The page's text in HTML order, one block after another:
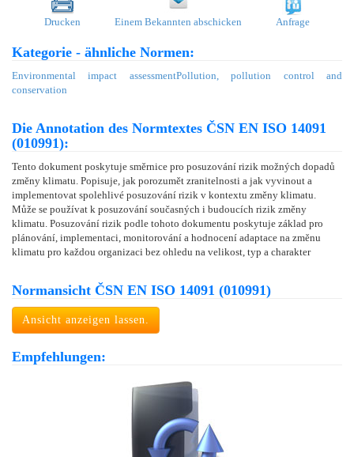
Drucken Einem Bekannten abschicken Anfrage
Kategorie - ähnliche Normen:
Environmental impact assessmentPollution, pollution control and
conservation
Die Annotation des Normtextes ČSN EN ISO 14091
(010991):
Tento dokument poskytuje směrnice pro posuzování rizik možných dopadů
změny klimatu. Popisuje, jak porozumět zranitelnosti a jak vyvinout a
implementovat spolehlivé posuzování rizik v kontextu změny klimatu.
Může se používat k posuzování současných i budoucích rizik změny
klimatu. Posuzování rizik podle tohoto dokumentu poskytuje základ pro
plánování, implementaci, monitorování a hodnocení adaptace na změnu
klimatu pro každou organizaci bez ohledu na velikost, typ a charakter
Normansicht ČSN EN ISO 14091 (010991)
Ansicht anzeigen lassen.
Empfehlungen: